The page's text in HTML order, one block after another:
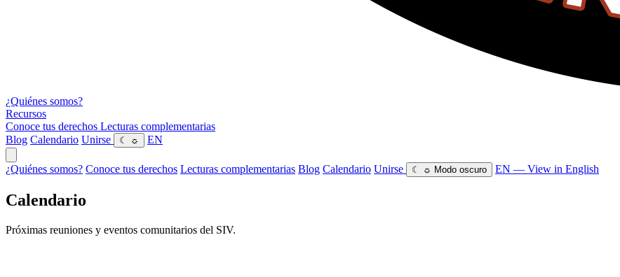
¿Quiénes somos?
Recursos
Conoce tus derechos Lecturas complementarias
Blog Calendario Unirse ☾ ☼ EN
¿Quiénes somos? Conoce tus derechos Lecturas complementarias Blog Calendario Unirse ☾ ☼ Modo oscuro EN — View in English
Calendario
Próximas reuniones y eventos comunitarios del SIV.